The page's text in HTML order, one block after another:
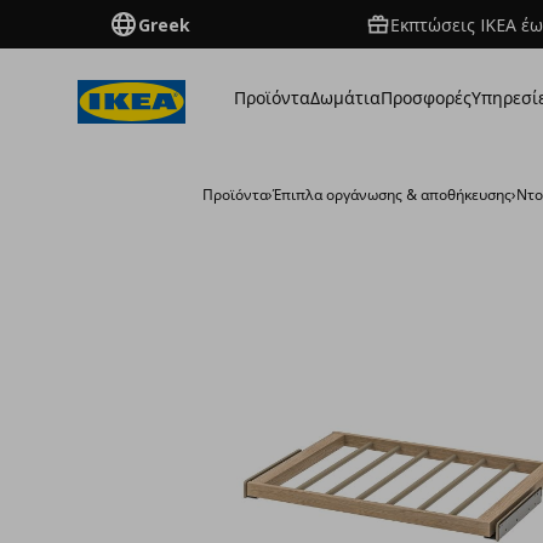
Greek Εκπτώσεις IKEA
ΠροϊόνταΔωμάτιαΠροσφορές
Προϊόντα›Έπιπλα οργάνωσης & αποθήκευσης›